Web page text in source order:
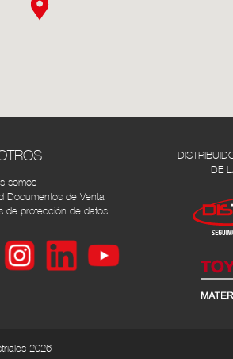
somos
Documentos de Venta
de protección de datos
DE
2026